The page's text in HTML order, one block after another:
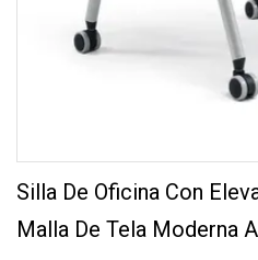
Silla De Oficina Con
Malla De Tela Moderna